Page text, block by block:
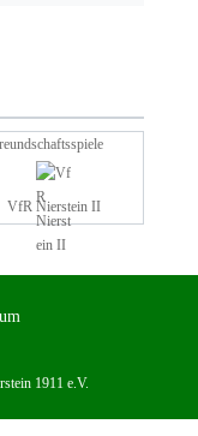
VfR Nierstein II
1911 e.V.